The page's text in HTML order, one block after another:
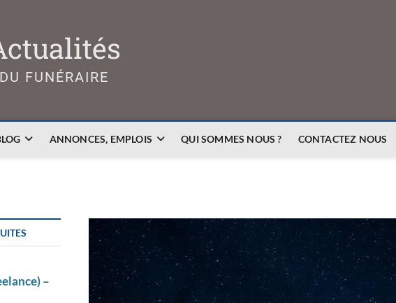
FUNÉRAIRE
ANNONCES, EMPLOIS QUI SOMMES NOUS ? CONTACTEZ NOUS
–